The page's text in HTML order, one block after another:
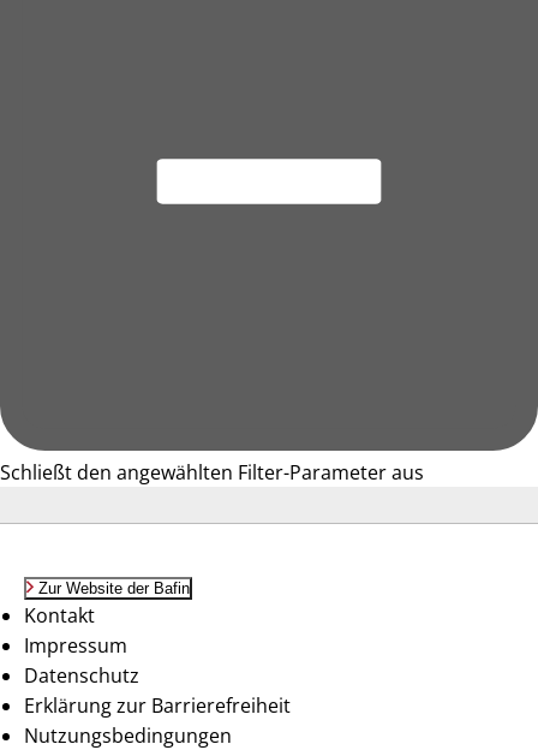
Schließt den angewählten Filter-Parameter aus
Zur Website der Bafin
Kontakt
Impressum
Datenschutz
Erklärung zur Barrierefreiheit
Nutzungsbedingungen